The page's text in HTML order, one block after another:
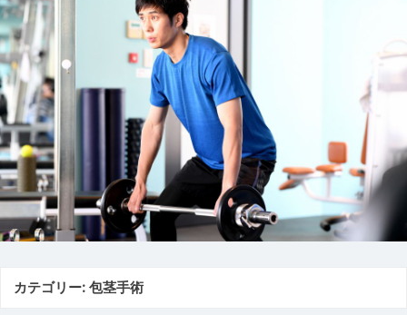
カテゴリー:包茎手術